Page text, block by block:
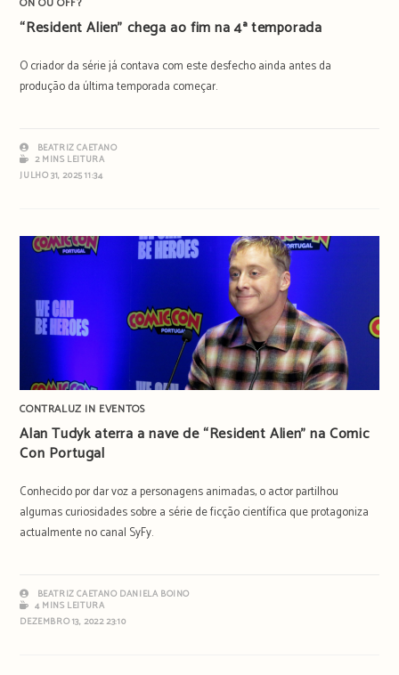
“Resident Alien” chega ao fim na 4ª temporada
O criador da série já contava com este desfecho ainda antes da
produção da última temporada começar.
BEATRIZ CAETANO
2 MINS LEITURA
JULHO 31, 2025 11:34
CONTRALUZ IN EVENTOS
Alan Tudyk aterra a nave de “Resident Alien” na Comic
Con Portugal
Conhecido por dar voz a personagens animadas, o actor partilhou
algumas curiosidades sobre a série de ficção científica que protagoniza
actualmente no canal SyFy.
BEATRIZ CAETANO DANIELA BOINO
4 MINS LEITURA
DEZEMBRO 13, 2022 23:10